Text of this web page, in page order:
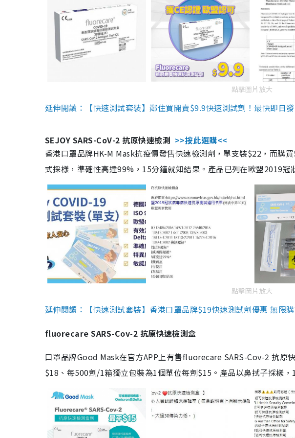
點擊圖片放大
延伸閱讀：【快速測試套裝】鄰住買開賣$9.9快速測試劑！最快即日
SEJOY SARS-CoV-2 抗原快速檢測 >>按此選購<<
香港口罩品牌HK-M Mask抗疫價發售快速檢測劑，單支裝$22，而購
式採樣，準確性高達99%，15分鐘就知結果。產品已列在歐盟2019冠
點擊圖片放大
延伸閱讀：【快速測試套裝】香港口罩品牌$19快速測試劑優惠 無限
fluorecare SARS-Cov-2 抗原快速檢測盒
口罩品牌Good Mask在官方APP上有售fluorecare SARS-Cov-2 抗原
$18、每500劑/1箱獨立包裝為1個單位每劑$15。產品以鼻拭子採樣，